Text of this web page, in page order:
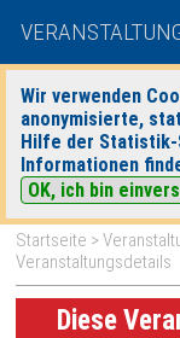
Wir verwenden
anonymisierte,
Hilfe der
Informationen
OK, ich bin
Startseite >
Veranstaltungsdetails
Diese